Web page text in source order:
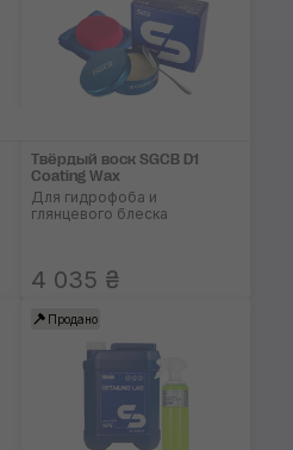
Твёрдый воск SGCB D1
Coating Wax
Для гидрофоба и
глянцевого блеска
4 035 ₴
Продано